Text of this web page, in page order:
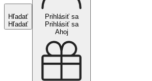
Hľadať
Hľadať
Prihlásiť sa
Prihlásiť sa
Ahoj